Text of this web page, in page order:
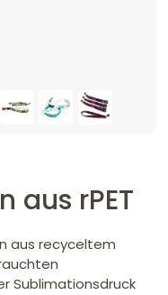
aus rPET
aus recyceltem
Sublimationsdruck